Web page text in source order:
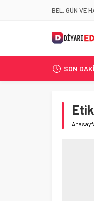
BEL. GÜN VE
SON